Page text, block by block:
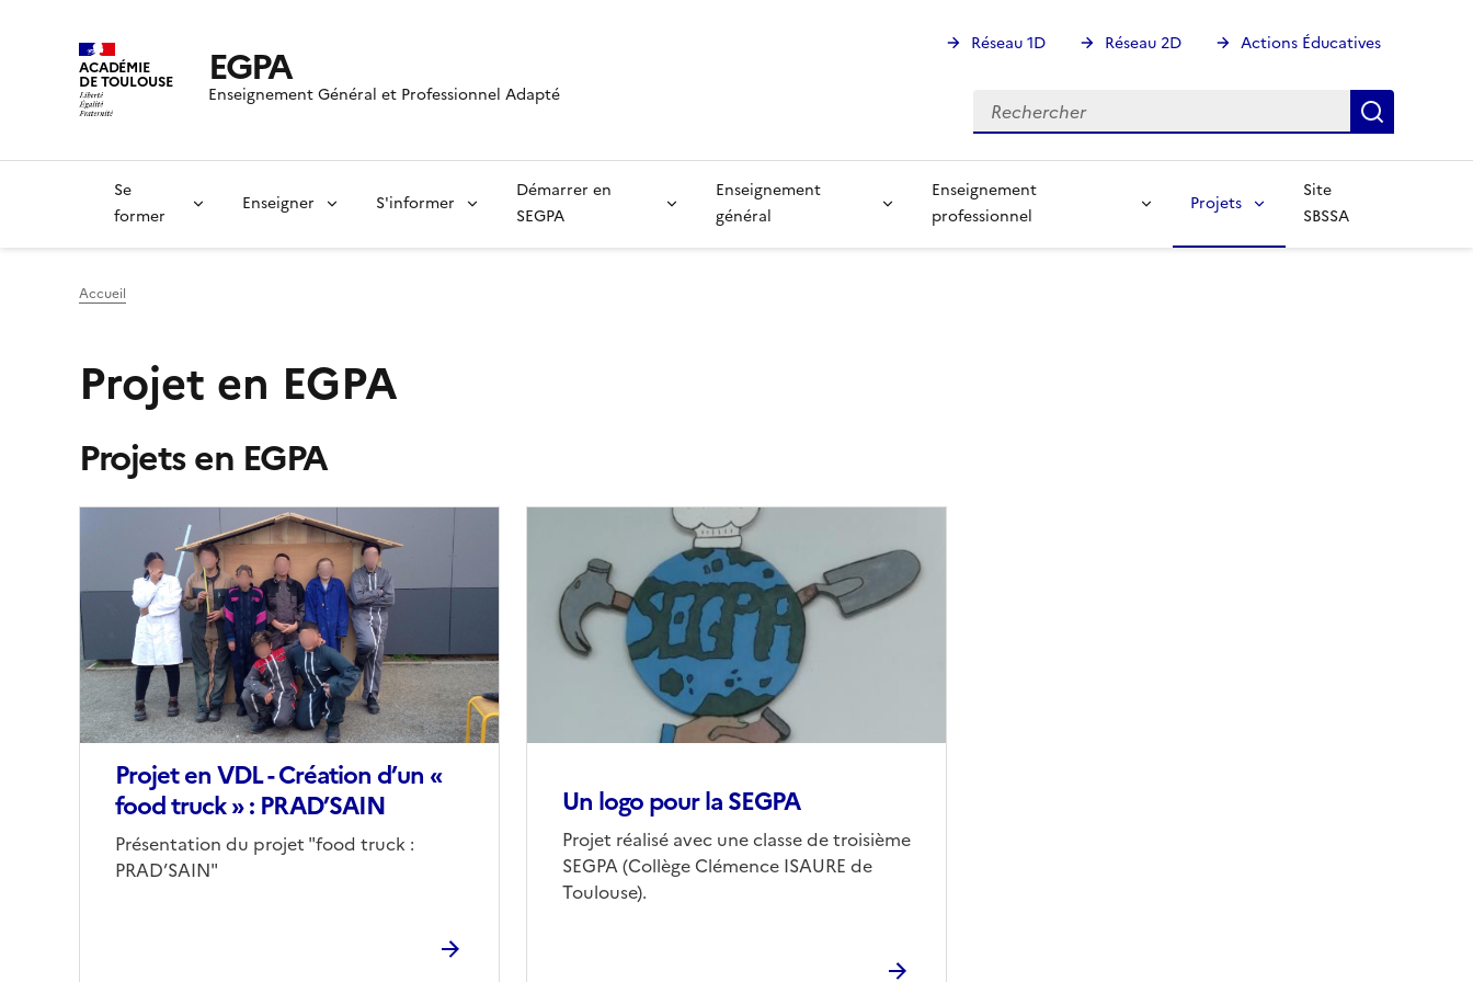
ACADÉMIE
DE TOULOUSE EGPA
Enseignement Général et Professionnel Adapté
Réseau 1D Réseau 2D Actions Éducatives
Rechercher
Rechercher
Se
former
Enseigner S'informer
Démarrer en
SEGPA
Enseignement
général
Enseignement
professionnel
Projets
Site
SBSSA
Accueil
Projet en EGPA
Projets en EGPA
Projet en VDL - Création d’un «
food truck » : PRAD’SAIN
Corps
Présentation du projet "food truck :
PRAD’SAIN"
couverture
(conseillée)
Un logo pour la SEGPA
Projet réalisé avec une classe de troisième
SEGPA (Collège Clémence ISAURE de
Toulouse).